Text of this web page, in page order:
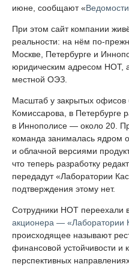
июне, сообщают «Ведомости
При этом сайт компании
реальности: на нём по-
Москве, Петербурге и
юридическим адресом НОТ,
местной ОЭЗ.
Масштаб у закрытых
Комиссарова, в Петербурге
в Иннополисе — около 20.
команда занималась ядром
и облачной версиями
что теперь разработку
передадут «Лаборатории
подтверждения этому нет.
Сотрудники НОТ переехали
акционера — «Лаборатории
происходящее называют
финансовой устойчивости и
перспективных